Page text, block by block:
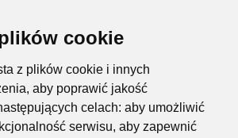
cookie
z plików cookie i innych
aby poprawić jakość
celach: aby umożliwić
serwisu, aby zapewnić